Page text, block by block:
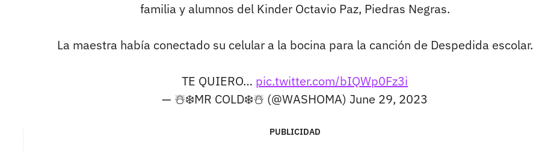
familia y alumnos del Kinder Octavio Paz, Piedras Negras.
La maestra había conectado su celular a la bocina para la canción de Despedida escolar.
TE QUIERO… pic.twitter.com/bIQWp0Fz3i
— ☃️❄️MR COLD❄️☃️ (@WASHOMA) June 29, 2023
PUBLICIDAD